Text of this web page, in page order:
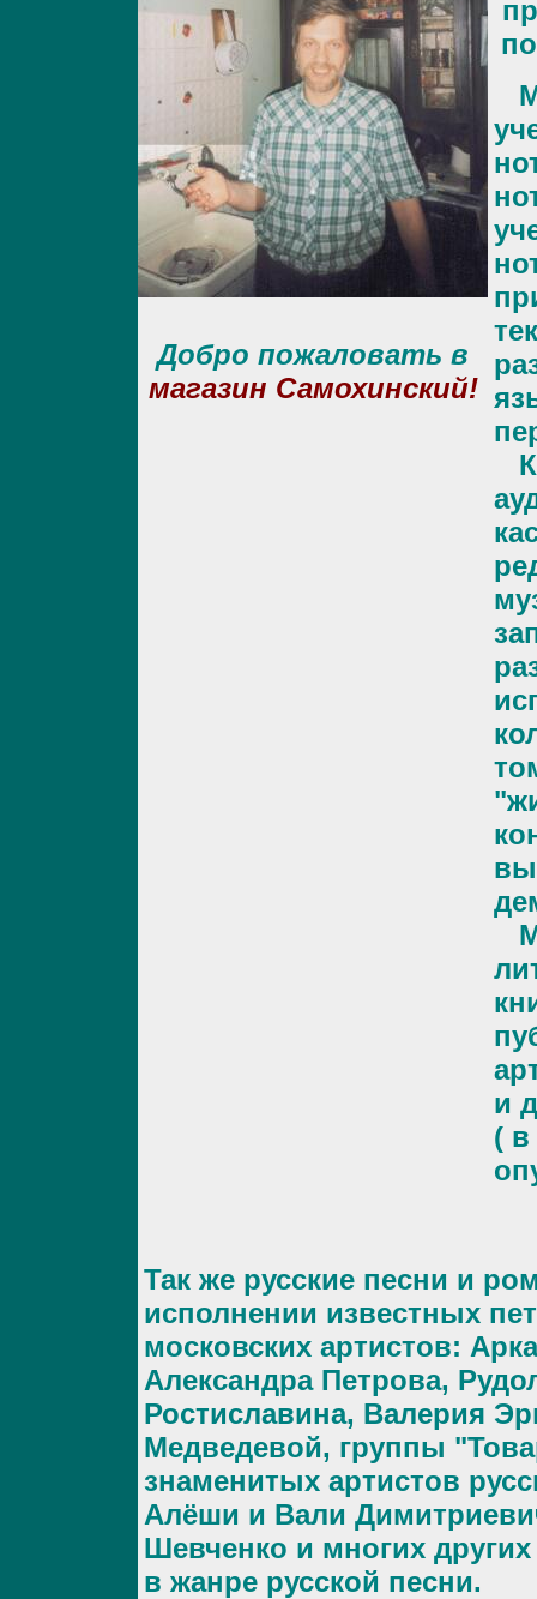
Добро пожаловать в
магазин Самохинский!
и
( в
Так же русские песни и
исполнении известных
московских артистов:
Александра Петрова,
Ростиславина, Валерия
Медведевой, группы
знаменитых артистов
Алёши и Вали
Шевченко и многих
в жанре русской песни.